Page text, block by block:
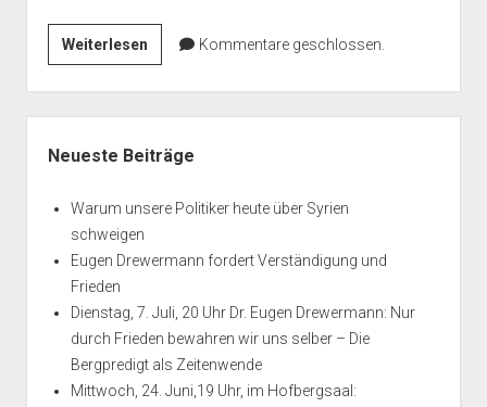
WeiterlesenInterview
mit
der
Journalistin
Karin
Kommentare geschlossen.
Neueste Beiträge
Warum unsere Politiker heute über Syrien
schweigen
Eugen Drewermann fordert Verständigung und
Frieden
Dienstag, 7. Juli, 20 Uhr Dr. Eugen Drewermann: Nur
durch Frieden bewahren wir uns selber – Die
Bergpredigt als Zeitenwende
Mittwoch, 24. Juni,19 Uhr, im Hofbergsaal: